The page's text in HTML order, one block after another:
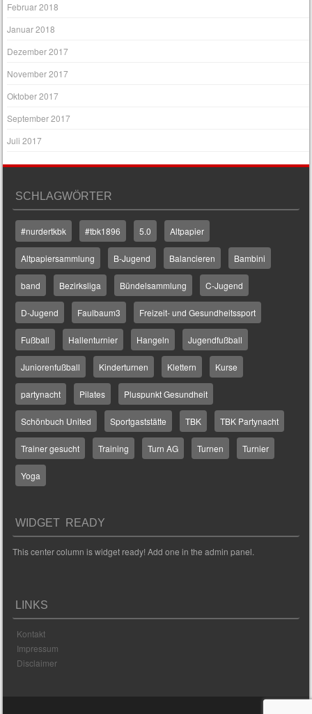
Februar 2018
Januar 2018
Dezember 2017
November 2017
Oktober 2017
September 2017
Juli 2017
SCHLAGWÖRTER
#nurdertkbk #tbk1896 5.0 Altpapier
Altpapiersammlung B-Jugend Balancieren Bambini
band Bezirksliga Bündelsammlung C-Jugend
D-Jugend Faulbaum3 Freizeit- und Gesundheitssport
Fußball Hallenturnier Hangeln Jugendfußball
Juniorenfußball Kinderturnen Klettern Kurse
partynacht Pilates Pluspunkt Gesundheit
Schönbuch United Sportgaststätte TBK TBK Partynacht
Trainer gesucht Training Turn AG Turnen Turnier
Yoga
WIDGET READY
This center column is widget ready! Add one in the admin panel.
LINKS
Kontakt
Impressum
Disclaimer